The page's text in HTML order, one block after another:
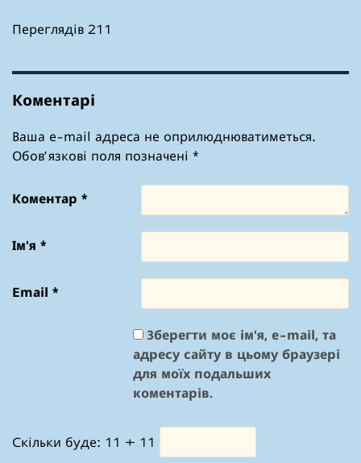
записів
Переглядів 211
Коментарі
Ваша e-mail адреса не оприлюднюватиметься.
Обов’язкові поля позначені *
Коментар *
Ім'я *
Email *
Зберегти моє ім'я, e-mail, та
адресу сайту в цьому браузері
для моїх подальших
коментарів.
Скільки буде: 11 + 11